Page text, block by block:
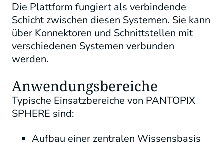
Die Plattform fungiert als verbindende
Schicht zwischen diesen Systemen. Sie kann
über Konnektoren und Schnittstellen mit
verschiedenen Systemen verbunden
werden.
Anwendungsbereiche
Typische Einsatzbereiche von PANTOPIX
SPHERE sind:
Aufbau einer zentralen Wissensbasis